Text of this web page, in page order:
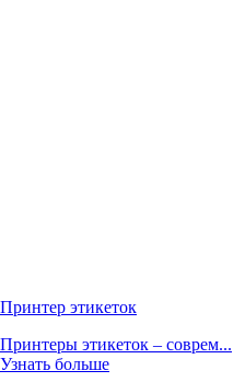
Принтер этикеток
Принтеры этикеток – соврем...
Узнать больше